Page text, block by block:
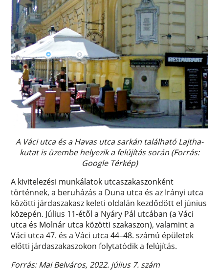
A Váci utca és a Havas utca sarkán található Lajtha-
kutat is üzembe helyezik a felújítás során (Forrás:
Google Térkép)
A kivitelezési munkálatok utcaszakaszonként
történnek, a beruházás a Duna utca és az Irányi utca
közötti járdaszakasz keleti oldalán kezdődött el június
közepén. Július 11-étől a Nyáry Pál utcában (a Váci
utca és Molnár utca közötti szakaszon), valamint a
Váci utca 47. és a Váci utca 44–48. számú épületek
előtti járdaszakaszokon folytatódik a felújítás.
Forrás: Mai Belváros, 2022. július 7. szám